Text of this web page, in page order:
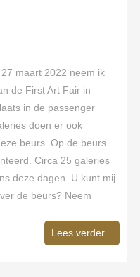
maart 2022 neem ik
de First Art Fair in
in de passenger
doen er ook
beurs. Op de beurs
Circa 25 galeries
deze dagen. U kunt mij
de beurs? Neem
Lees verder...